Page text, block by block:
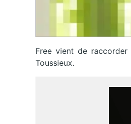
Free vient de raccorder
Toussieux.